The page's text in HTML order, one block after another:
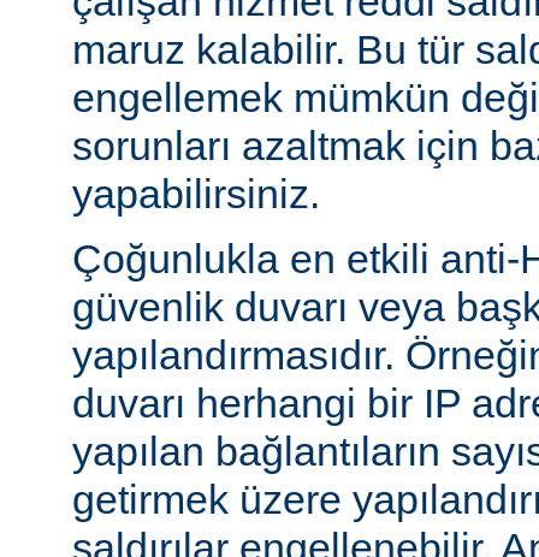
maruz kalabilir. Bu tür
engellemek mümkün
sorunları azaltmak için
yapabilirsiniz.
Çoğunlukla en etkili anti-
güvenlik duvarı veya
yapılandırmasıdır.
duvarı herhangi bir IP
yapılan bağlantıların
getirmek üzere
saldırılar engellenebilir.